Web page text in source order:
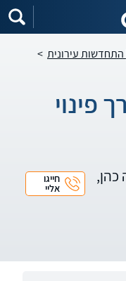
| התחדשות עירונית >
פינוי
כהן, חייגו
אליי